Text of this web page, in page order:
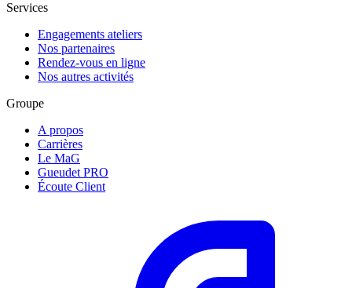
Services
Engagements ateliers
Nos partenaires
Rendez-vous en ligne
Nos autres activités
Groupe
A propos
Carrières
Le MaG
Gueudet PRO
Écoute Client